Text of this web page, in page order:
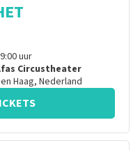
uur
Circustheater
Haag, Nederland